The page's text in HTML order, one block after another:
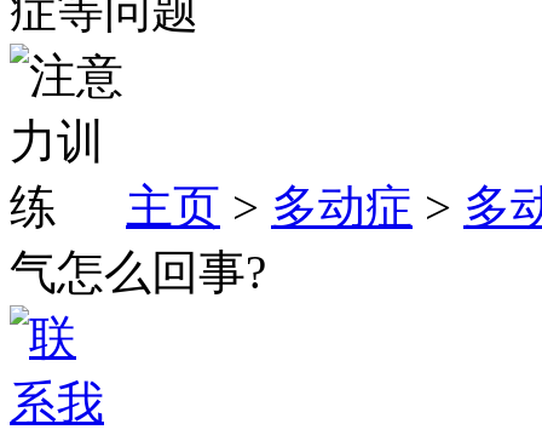
主页 > 多动症 > 多
气怎么回事?